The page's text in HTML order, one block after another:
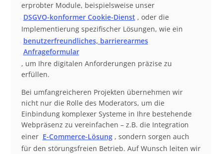
erprobter Module, beispielsweise unser
DSGVO-konformer Cookie-Dienst , oder die
Implementierung spezifischer Lösungen, wie ein
benutzerfreundliches, barrierearmes
Anfrageformular
, um Ihre digitalen Anforderungen präzise zu
erfüllen.
Bei umfangreicheren Projekten übernehmen wir
nicht nur die Rolle des Moderators, um die
Einbindung komplexer Systeme in Ihre bestehende
Webpräsenz zu vereinfachen – z.B. die Integration
einer E-Commerce-Lösung , sondern sorgen auch
für den störungsfreien Betrieb. Auf Wunsch leiten wir